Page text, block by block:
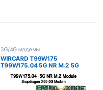
3G/4G модемы
WIRCARD T99W175
T99W175.04 5G NR M.2 5G
5G модем для ноутбука
ThinkPad X1 Nano Gen1